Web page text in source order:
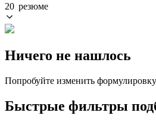
20 резюме
Ничего не нашлось
Попробуйте изменить
Быстрые фильтры